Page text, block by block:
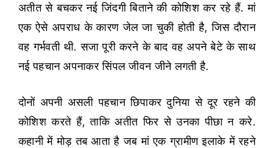
अतीत से बचकर नई जिंदगी बिताने की कोशिश कर रहे हैं. मां
एक ऐसे अपराध के कारण जेल जा चुकी होती है, जिस दौरान
वह गर्भवती थी. सजा पूरी करने के बाद वह अपने बेटे के साथ
नई पहचान अपनाकर सिंपल जीवन जीने लगती है.
दोनों अपनी असली पहचान छिपाकर दुनिया से दूर रहने की
कोशिश करते हैं, ताकि अतीत फिर से उनका पीछा न करे.
कहानी में मोड़ तब आता है जब मां एक ग्रामीण इलाके में रहने